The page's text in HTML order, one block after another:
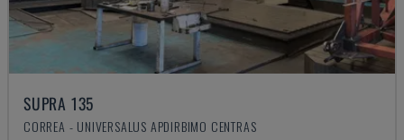
SUPRA 135
CORREA - UNIVERSALUS APDIRBIMO CENTRAS